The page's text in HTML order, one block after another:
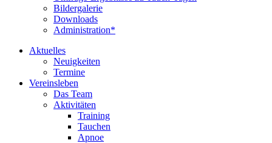
Bildergalerie
Downloads
Administration*
Aktuelles
Neuigkeiten
Termine
Vereinsleben
Das Team
Aktivitäten
Training
Tauchen
Apnoe